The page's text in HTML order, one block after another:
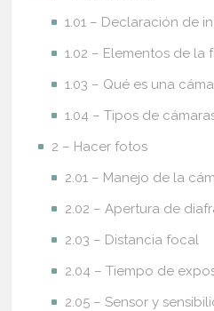
1.01 – Declaración de
1.02 – Elementos de la
1.03 – Qué es una
1.04 – Tipos de
2 – Hacer fotos
2.01 – Manejo de la
2.02 – Apertura de
2.03 – Distancia focal
2.04 – Tiempo de
2.05 – Sensor y